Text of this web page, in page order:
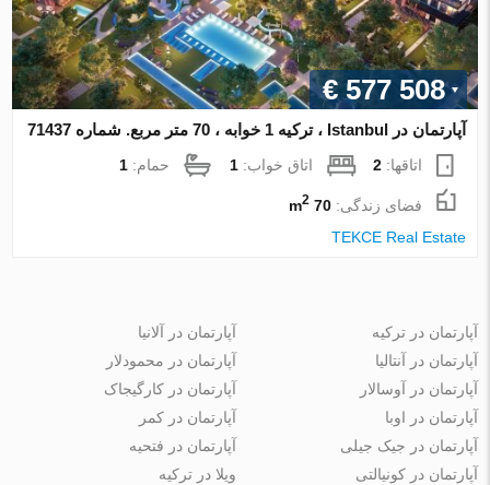
€ 577 508
آپارتمان در Istanbul ، ترکیه 1 خوابه ، 70 متر مربع. شماره 71437
اتاقها:2 اتاق خواب:1 حمام:1
فضای زندگی:70 m
2
TEKCE Real Estate
آپارتمان در ترکیه
آپارتمان در آنتالیا
آپارتمان در آوسالار
آپارتمان در اوبا
آپارتمان در جیک جیلی
آپارتمان در آلانیا
آپارتمان در محمودلار
آپارتمان در کارگیجاک
آپارتمان در کمر
آپارتمان در فتحیه
آپارتمان در کونیالتی
ویلا در ترکیه